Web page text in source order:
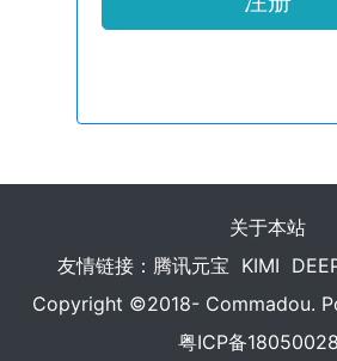
关于本站
友情链接： 腾讯元宝 KIMI
Copyright ©2018- Commadou.
粤ICP备